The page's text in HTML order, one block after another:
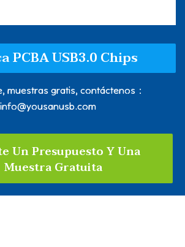
PCBA USB3.0 Chips
muestras gratis, contáctenos：
info@yousanusb.com
Un Presupuesto Y Una
Muestra Gratuita